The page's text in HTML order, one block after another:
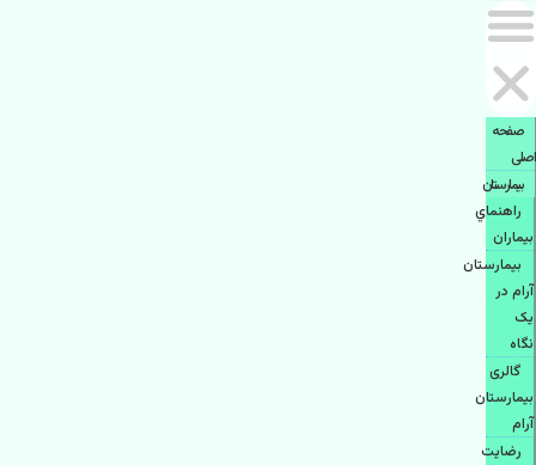
صفحه
اصلی
بيمارستان
راهنماي
بیماران
بیمارستان
آرام در
یک
نگاه
گالری
بیمارستان
آرام
رضایت